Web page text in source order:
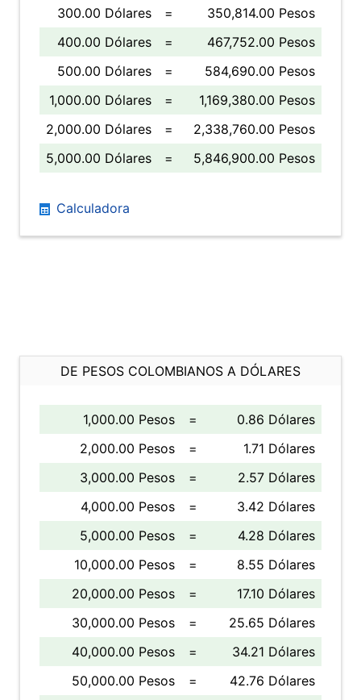
300.00 Dólares
=
350,814.00 Pesos
400.00 Dólares
=
467,752.00 Pesos
500.00 Dólares
=
584,690.00 Pesos
1,000.00 Dólares
=
1,169,380.00 Pesos
2,000.00 Dólares
=
2,338,760.00 Pesos
5,000.00 Dólares
= 5,846,900.00 Pesos
Calculadora
DE PESOS COLOMBIANOS A DÓLARES
1,000.00 Pesos =
0.86 Dólares
2,000.00 Pesos
=
1.71 Dólares
3,000.00 Pesos
=
2.57 Dólares
4,000.00 Pesos
=
3.42 Dólares
5,000.00 Pesos
=
4.28 Dólares
10,000.00 Pesos
=
8.55 Dólares
20,000.00 Pesos
=
17.10 Dólares
30,000.00 Pesos
=
25.65 Dólares
40,000.00 Pesos
=
34.21 Dólares
50,000.00 Pesos
= 42.76 Dólares